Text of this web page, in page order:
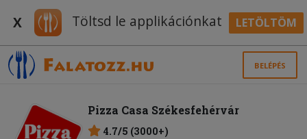
X Töltsd le applikációnkat LETÖLTÖM
BELÉPÉS
Pizza Casa Székesfehérvár
4.7/5 (3000+)